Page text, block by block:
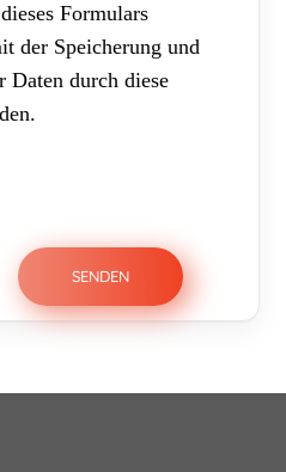
Formulars
der Speicherung und
Daten durch diese